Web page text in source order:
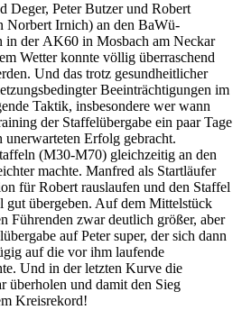
Deger, Peter Butzer und Robert
Norbert Irnich) an den BaWü-
in der AK60 in Mosbach am Neckar
Wetter konnte völlig überraschend
Und das trotz gesundheitlicher
Beeinträchtigungen im
Taktik, insbesondere wer wann
der Staffelübergabe ein paar Tage
Erfolg gebracht.
(M30-M70) gleichzeitig an den
machte. Manfred als Startläufer
für Robert rauslaufen und den Staffel
gut übergeben. Auf dem Mittelstück
Führenden zwar deutlich größer, aber
auf Peter super, der sich dann
auf die vor ihm laufende
Und in der letzten Kurve die
überholen und damit den Sieg
Kreisrekord!